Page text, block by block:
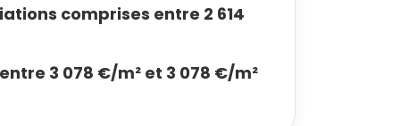
comprises entre 2 614
3 078 €/m² et 3 078 €/m²